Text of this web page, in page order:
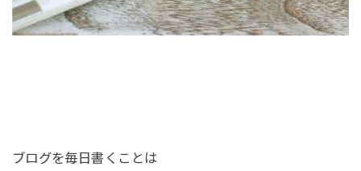
ブログを毎日書くことは